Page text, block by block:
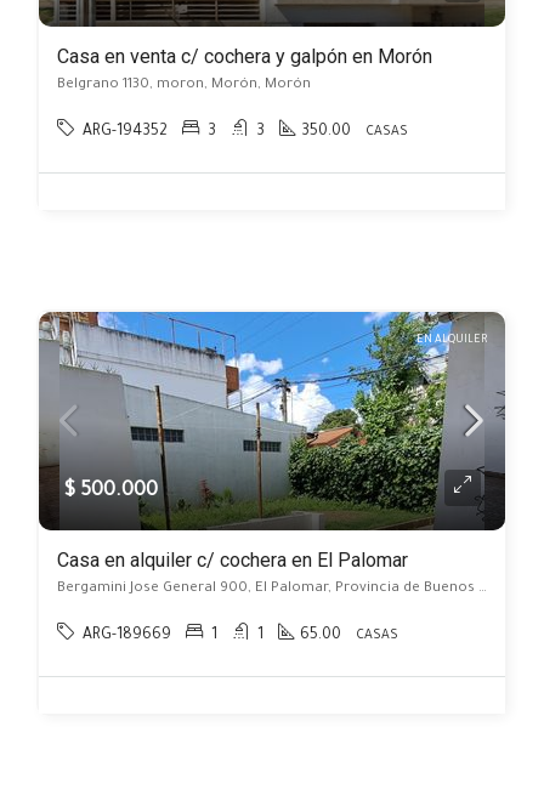
Casa en venta c/ cochera y galpón en Morón
Belgrano 1130, moron, Morón, Morón
ARG-194352 3 3 350.00 CASAS
EN ALQUILER
$ 500.000
Casa en alquiler c/ cochera en El Palomar
Bergamini Jose General 900, El Palomar, Provincia de Buenos Aires, Argentina, El Palomar, Morón
ARG-189669 1 1 65.00 CASAS